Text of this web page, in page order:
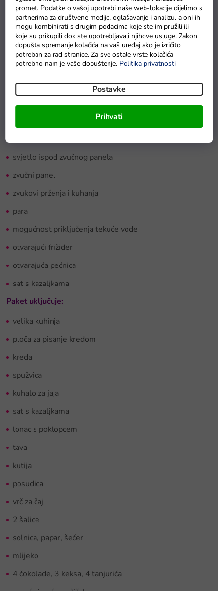
promet. Podatke o vašoj upotrebi naše web-lokacije dijelimo s
partnerima za društvene medije, oglašavanje i analizu, a oni ih
mogu kombinirati s drugim podacima koje ste im pružili ili
koje su prikupili dok ste upotrebljavali njihove usluge. Zakon
dopušta spremanje kolačića na vaš uređaj ako je izričito
potreban za rad stranice. Za sve ostale vrste kolačića
potrebno nam je vaše dopuštenje. Politika privatnosti
Postavke
Prihvati
umivaonik, na koji se može priključiti tekuća voda,
osvijetljene plamenike sa zvukovima kuhanja i prženja te
rotirajuće gumbiće.Dječja kuhinjasadrži glazbeni panel i
otvarajuću pećnicu te uključuje mnogo dodataka, hrane i
posuđa.
U kuhinji se također nalazi kuhalo za jaja koje ispušta
dijete može zapisivati svoje recepte.
svjetlo ispod zvučnog panela
zvučni panel
zvukovi prženja i kuhanja
para
mogućnost priključenja tekuće vode
otvarajući frižider
otvarajuća pećnica
sat s kazaljkama
Paket uključuje:
velika kuhinja
ploča za pisanje kredom
kreda
spužvica
kuhalo za jaja
sat s kazaljkama
lonac s poklopcem
tava
kutija
posudica
vrč za čaj
2 šalice
solnica, papar, šećer
mlijeko
4 čokolade, 3 keksa, 4 tanjurića